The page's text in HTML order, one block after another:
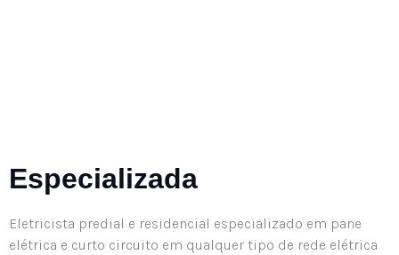
Especializada
Eletricista predial e residencial especializado em pane
elétrica e curto circuito em qualquer tipo de rede elétrica